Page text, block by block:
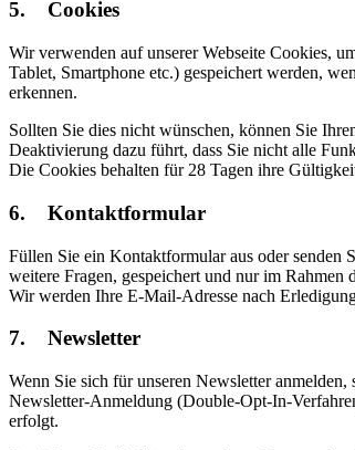
5. Cookies
Wir verwenden auf unserer Webseite Cookies,
Tablet, Smartphone etc.) gespeichert werden,
erkennen.
Sollten Sie dies nicht wünschen, können Sie
Deaktivierung dazu führt, dass Sie nicht alle
Die Cookies behalten für 28 Tagen ihre
6. Kontaktformular
Füllen Sie ein Kontaktformular aus oder senden
weitere Fragen, gespeichert und nur im Rahmen
Wir werden Ihre E-Mail-Adresse nach
7. Newsletter
Wenn Sie sich für unseren Newsletter
Newsletter-Anmeldung (Double-Opt-In-
erfolgt.